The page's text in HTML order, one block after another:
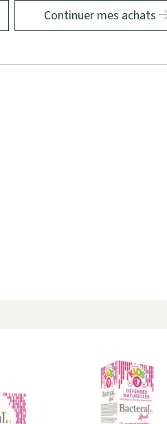
Continuer mes achats